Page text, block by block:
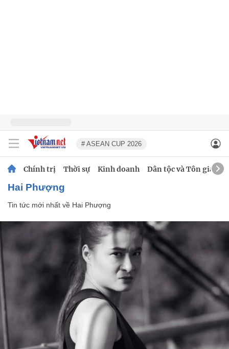
# ASEAN CUP 2026
Chính trị Thời sự Kinh doanh Dân tộc và Tôn giáo
Hai Phượng
Tin tức mới nhất về Hai Phượng